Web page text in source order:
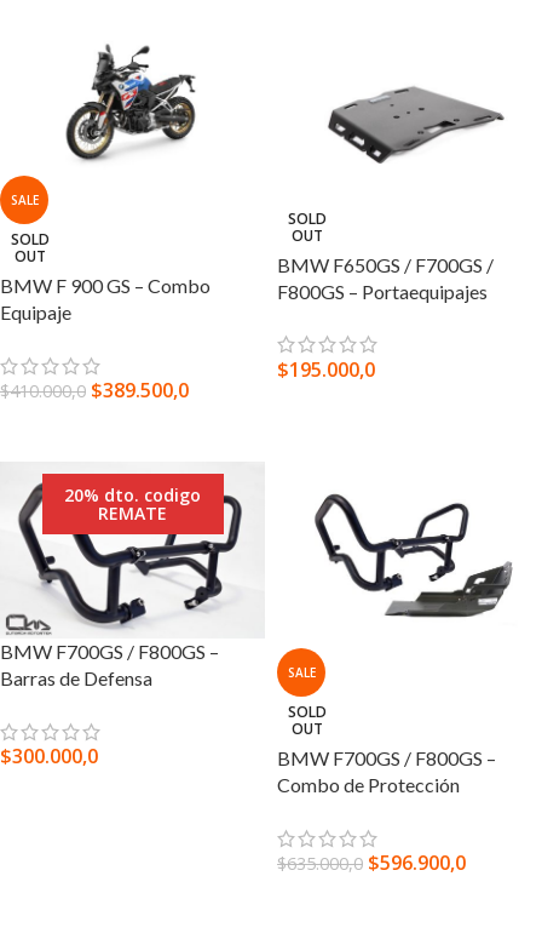
SALE
SOLD
OUT
BMW F 900 GS – Combo
Equipaje
$410.000,0 $389.500,0
SOLD
OUT
BMW F650GS / F700GS /
F800GS – Portaequipajes
$195.000,0
20% dto. codigo
REMATE
BMW F700GS / F800GS –
Barras de Defensa
$300.000,0
SALE
SOLD
OUT
BMW F700GS / F800GS –
Combo de Protección
$635.000,0 $596.900,0